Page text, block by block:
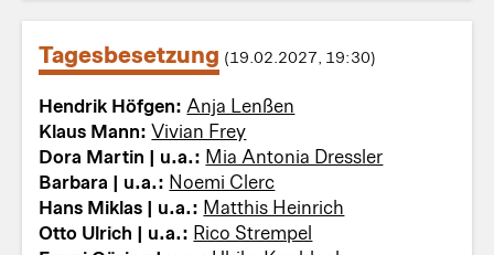
Tagesbesetzung (19.02.2027, 19:30)
Hendrik Höfgen:Anja Lenßen
Klaus Mann:Vivian Frey
Dora Martin | u.a.: Mia Antonia Dressler
Barbara | u.a.: Noemi Clerc
Hans Miklas | u.a.: Matthis Heinrich
Otto Ulrich | u.a.: Rico Strempel